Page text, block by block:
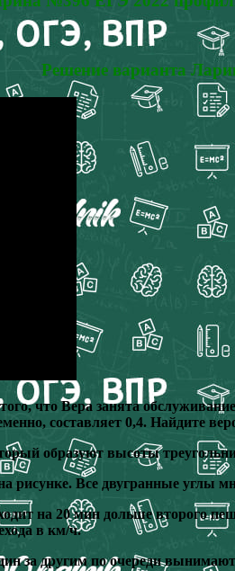
Решение варианта
что Вера занята
составляет 0,4. Найдите
образуют высоты
рисунке. Все двугранные углы
на 20 мин дольше второго
в км/ч.
за другим по очереди